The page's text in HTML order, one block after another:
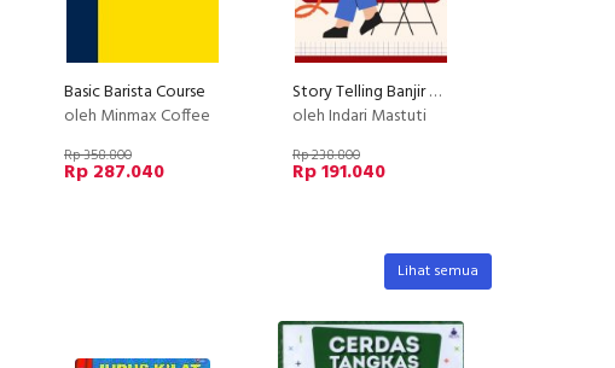
Basic Barista Course
oleh Minmax Coffee
Rp 358.800
Rp 287.040
Story Telling Banjir Closing
oleh Indari Mastuti
Rp 238.800
Rp 191.040
Lihat semua